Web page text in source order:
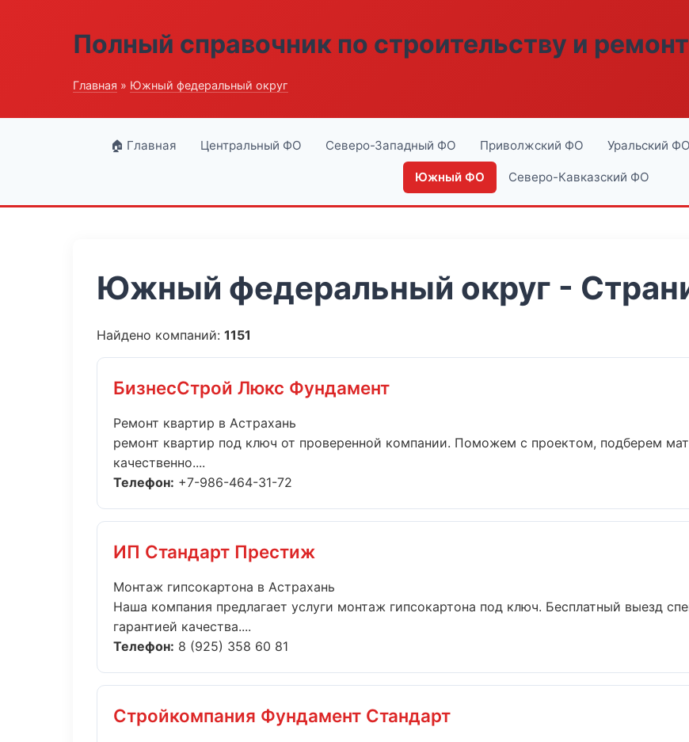
Полный справочник по строительству и
Главная » Южный федеральный округ
🏠 Главная Центральный ФО Северо-Западный ФО Приволжский ФО Уральский ФО
Южный ФО Северо-Кавказский ФО
Южный федеральный округ -
Найдено компаний: 1151
БизнесСтрой Люкс Фундамент
Ремонт квартир в Астрахань
ремонт квартир под ключ от проверенной компании. Поможем с проектом, подберем
качественно....
Телефон: +7-986-464-31-72
ИП Стандарт Престиж
Монтаж гипсокартона в Астрахань
Наша компания предлагает услуги монтаж гипсокартона под ключ. Бесплатный выезд
гарантией качества....
Телефон: 8 (925) 358 60 81
Стройкомпания Фундамент Стандарт